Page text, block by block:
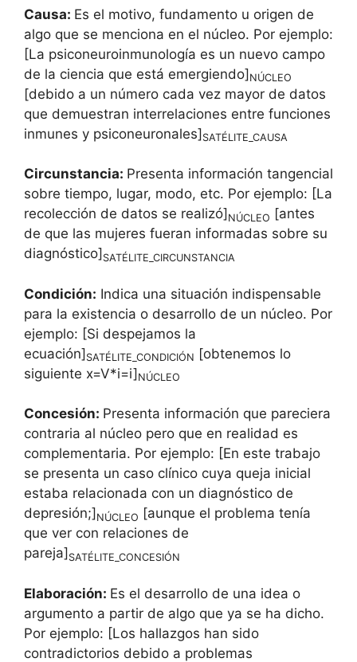
Causa: Es el motivo, fundamento u origen de
algo que se menciona en el núcleo. Por ejemplo:
[La psiconeuroinmunología es un nuevo campo
de la ciencia que está emergiendo]NÚCLEO
[debido a un número cada vez mayor de datos
que demuestran interrelaciones entre funciones
inmunes y psiconeuronales]SATÉLITE_CAUSA
Circunstancia: Presenta información tangencial
sobre tiempo, lugar, modo, etc. Por ejemplo: [La
recolección de datos se realizó] NÚCLEO [antes
de que las mujeres fueran informadas sobre su
diagnóstico] SATÉLITE_CIRCUNSTANCIA
Condición: Indica una situación indispensable
para la existencia o desarrollo de un núcleo. Por
ejemplo: [Si despejamos la
ecuación]SATÉLITE_CONDICIÓN [obtenemos lo
siguiente x=V*i=i]NÚCLEO
Concesión: Presenta información que pareciera
contraria al núcleo pero que en realidad es
complementaria. Por ejemplo: [En este trabajo
se presenta un caso clínico cuya queja inicial
estaba relacionada con un diagnóstico de
depresión;] NÚCLEO [aunque el problema tenía
que ver con relaciones de
pareja] SATÉLITE_CONCESIÓN
Elaboración: Es el desarrollo de una idea o
argumento a partir de algo que ya se ha dicho.
Por ejemplo: [Los hallazgos han sido
contradictorios debido a problemas